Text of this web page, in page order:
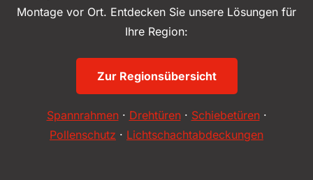
Montage vor Ort. Entdecken Sie unsere Lösungen für
Ihre Region:
Zur Regionsübersicht
Spannrahmen· Drehtüren· Schiebetüren·
Pollenschutz · Lichtschachtabdeckungen